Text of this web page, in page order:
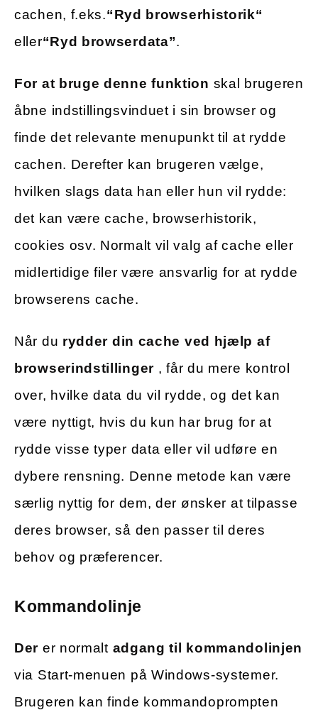
cachen, f.eks.“Ryd browserhistorik“
eller“Ryd browserdata”.
For at bruge denne funktion skal brugeren
åbne indstillingsvinduet i sin browser og
finde det relevante menupunkt til at rydde
cachen. Derefter kan brugeren vælge,
hvilken slags data han eller hun vil rydde:
det kan være cache, browserhistorik,
cookies osv. Normalt vil valg af cache eller
midlertidige filer være ansvarlig for at rydde
browserens cache.
Når du rydder din cache ved hjælp af
browserindstillinger , får du mere kontrol
over, hvilke data du vil rydde, og det kan
være nyttigt, hvis du kun har brug for at
rydde visse typer data eller vil udføre en
dybere rensning. Denne metode kan være
særlig nyttig for dem, der ønsker at tilpasse
deres browser, så den passer til deres
behov og præferencer.
Kommandolinje
Der er normalt adgang til kommandolinjen
via Start-menuen på Windows-systemer.
Brugeren kan finde kommandoprompten